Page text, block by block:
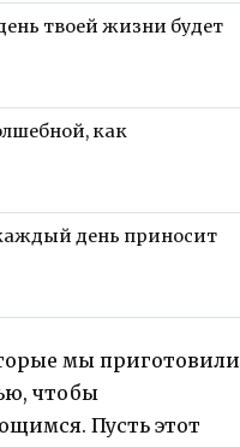
твоей жизни будет
как
день приносит
мы приготовили
чтобы
Пусть этот